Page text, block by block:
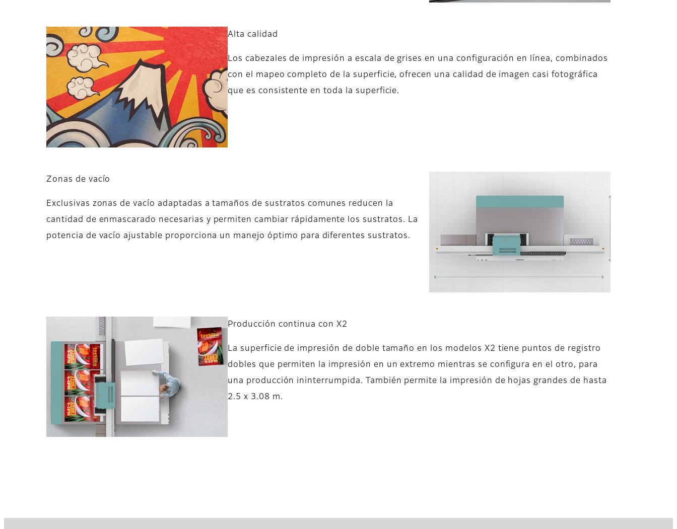
Alta calidad
Los cabezales de impresión a escala de grises en una configuración en línea, combinados
con el mapeo completo de la superficie, ofrecen una calidad de imagen casi fotográfica
que es consistente en toda la superficie.
Zonas de vacío
Exclusivas zonas de vacío adaptadas a tamaños de sustratos comunes reducen la
cantidad de enmascarado necesarias y permiten cambiar rápidamente los sustratos. La
potencia de vacío ajustable proporciona un manejo óptimo para diferentes sustratos.
Producción continua con X2
La superficie de impresión de doble tamaño en los modelos X2 tiene puntos de registro
dobles que permiten la impresión en un extremo mientras se configura en el otro, para
una producción ininterrumpida. También permite la impresión de hojas grandes de hasta
2.5 x 3.08 m.